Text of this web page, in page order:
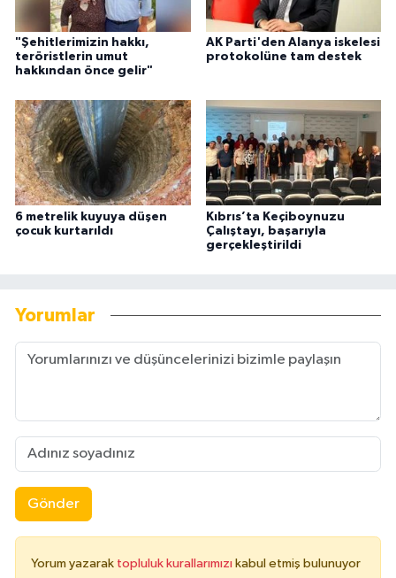
"Şehitlerimizin hakkı,
teröristlerin umut
hakkından önce gelir"
AK Parti'den Alanya iskelesi
protokolüne tam destek
6 metrelik kuyuya düşen
çocuk kurtarıldı
Kıbrıs’ta Keçiboynuzu
Çalıştayı, başarıyla
gerçekleştirildi
Yorumlar
Gönder
Yorum yazarak topluluk kurallarımızı kabul etmiş bulunuyor